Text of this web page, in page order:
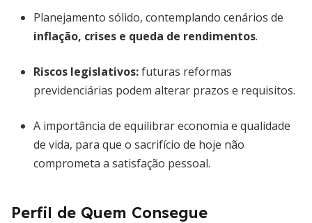
Planejamento sólido, contemplando cenários de
inflação, crises e queda de rendimentos.
Riscos legislativos:futuras reformas
previdenciárias podem alterar prazos e requisitos.
A importância de equilibrar economia e qualidade
de vida, para que o sacrifício de hoje não
comprometa a satisfação pessoal.
Perfil de Quem Consegue